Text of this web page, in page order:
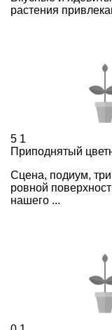
растения
5 1
Приподнятый
Сцена, подиум,
ровной
нашего ...